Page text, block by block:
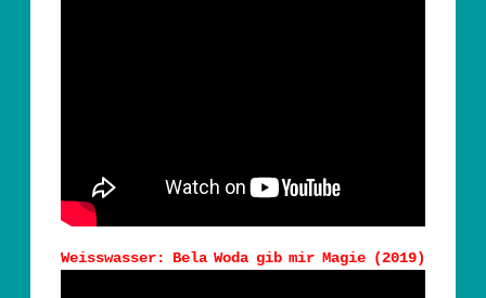
Weisswasser: Bela Woda gib mir Magie (2019)